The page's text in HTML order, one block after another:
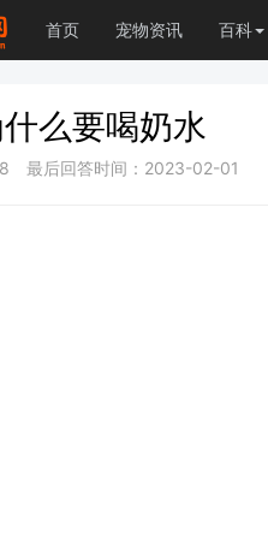
首页 宠物资讯 百科
么要喝奶水
最后回答时间：2023-02-01